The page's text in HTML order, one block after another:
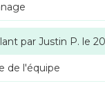
par Justin P. le
de l'équipe